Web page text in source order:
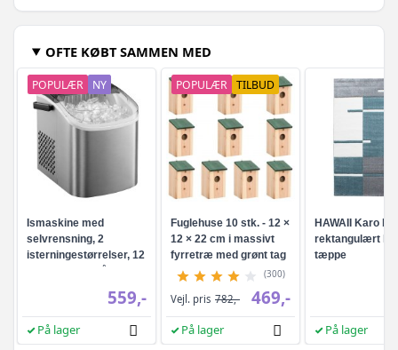
OFTE KØBT SAMMEN MED
POPULÆR NY
Ismaskine med
selvrensning, 2
isterningestørrelser, 12
559,-
På lager
POPULÆR TILBUD
Fuglehuse 10 stk. - 12 ×
12 × 22 cm i massivt
fyrretræ med grønt tag
(300)
Vejl. pris 782,- 469,-
På lager
HAWAII Karo blå
rektangulært
tæppe
På lager